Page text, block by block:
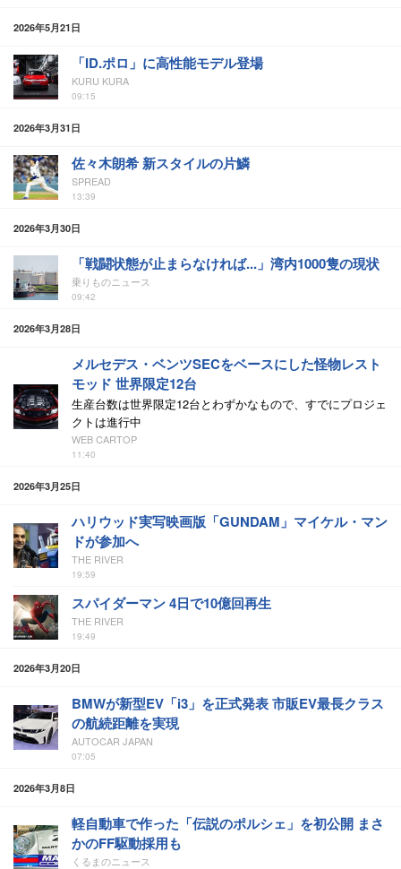
2026年5月21日
「ID.ポロ」に高性能モデル登場
KURU KURA
09:15
2026年3月31日
佐々木朗希 新スタイルの片鱗
SPREAD
13:39
2026年3月30日
「戦闘状態が止まらなければ...」湾内1000隻の現状
乗りものニュース
09:42
2026年3月28日
メルセデス・ベンツSECをベースにした怪物レスト
モッド 世界限定12台
生産台数は世界限定12台とわずかなもので、すでにプロジェ
クトは進行中
WEB CARTOP
11:40
2026年3月25日
ハリウッド実写映画版「GUNDAM」マイケル・マン
ドが参加へ
THE RIVER
19:59
スパイダーマン 4日で10億回再生
THE RIVER
19:49
2026年3月20日
BMWが新型EV「i3」を正式発表 市販EV最長クラス
の航続距離を実現
AUTOCAR JAPAN
07:05
2026年3月8日
軽自動車で作った「伝説のポルシェ」を初公開 まさ
かのFF駆動採用も
くるまのニュース